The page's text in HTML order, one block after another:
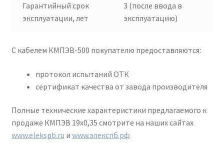
Гарантийный срок
эксплуатации, лет
3 (после ввода в
эксплуатацию)
С кабелем КМПЭВ-500 покупателю предоставляются:
протокол испытаний ОТК
сертификат качества от завода производителя
Полные технические характеристики предлагаемого к
продаже КМПЭВ 19х0,35 смотрите на наших сайтах
www.elekspb.ru и www.элекспб.рф